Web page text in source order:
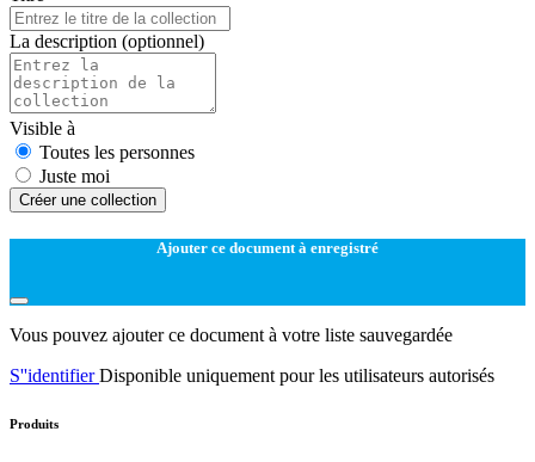
La description (optionnel)
Visible à
Toutes les personnes
Juste moi
Créer une collection
Ajouter ce document à enregistré
Vous pouvez ajouter ce document à votre liste sauvegardée
S''identifierDisponible uniquement pour les utilisateurs autorisés
Produits